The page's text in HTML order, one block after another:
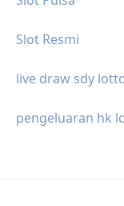
Slot Resmi
live draw sdy
pengeluaran hk